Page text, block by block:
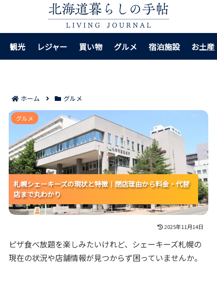
観光 レジャー 買い物 グルメ 宿泊施設 お土産
ホーム グルメ
札幌シェーキーズの現状と特徴｜閉店理由から料金・代
替店まで丸わかり
札幌シェーキーズの現状と特徴｜閉店理由から料金・代替
店まで丸わかり
札幌シェーキーズの現状と特徴｜閉店理由から料金・代替
店まで丸わかり
札幌シェーキーズの現状と特徴｜閉店理由から料金・代替
店まで丸わかり
グルメ
2025年11月14日
ピザ食べ放題を楽しみたいけれど、シェーキーズ札幌の
現在の状況や店舗情報が見つからず困っていませんか。